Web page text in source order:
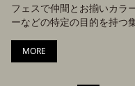
フェスで仲間とお揃いカラ
ーなどの特定の目的を持つ
MORE